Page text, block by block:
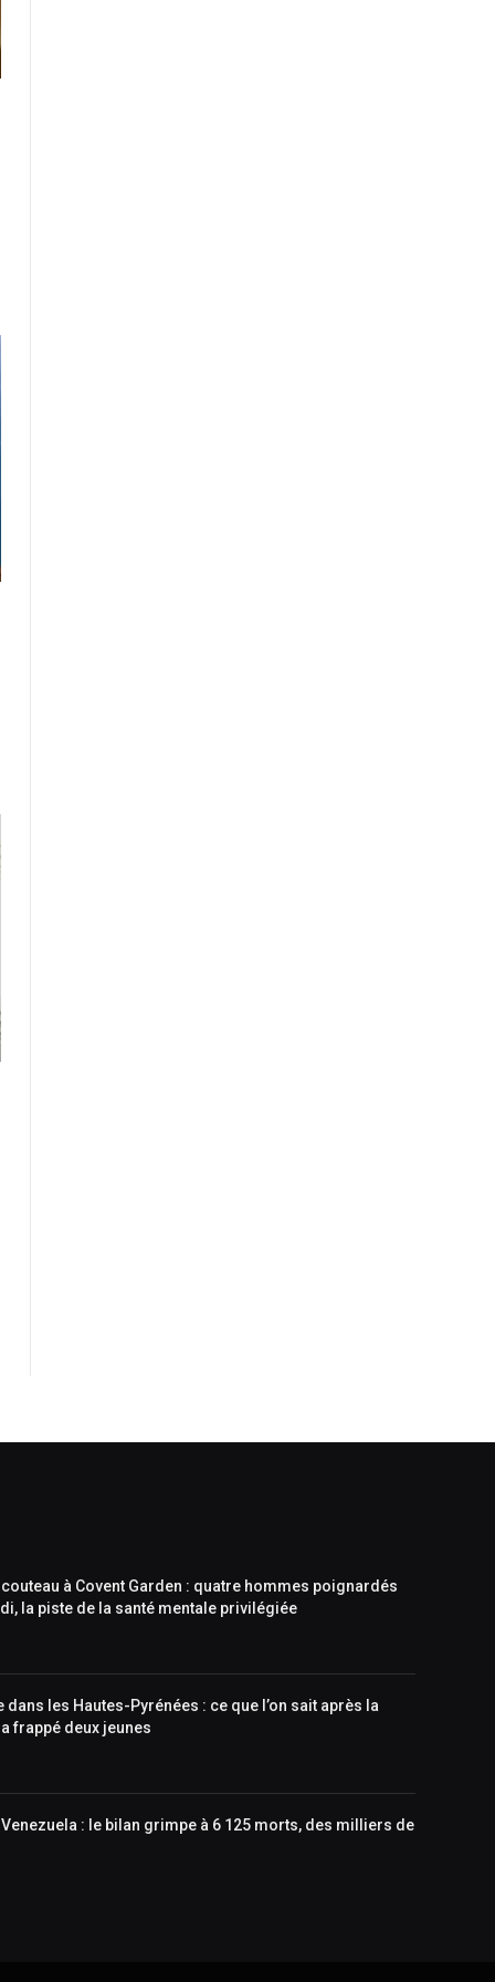
à Covent Garden : quatre hommes poignardés
la piste de la santé mentale privilégiée
dans les Hautes-Pyrénées : ce que l’on sait après la
frappé deux jeunes
: le bilan grimpe à 6 125 morts, des milliers de